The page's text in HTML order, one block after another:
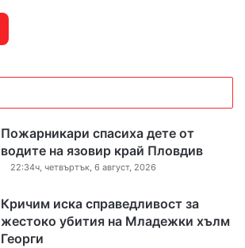
Пожарникари спасиха дете от
водите на язовир край Пловдив
22:34ч, четвъртък, 6 август, 2026
Кричим иска справедливост за
жестоко убития на Младежки хълм
Георги